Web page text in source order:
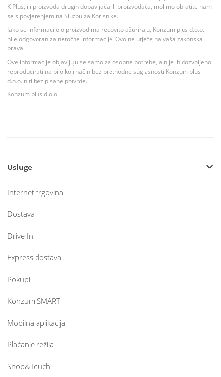
K Plus, ili proizvoda drugih dobavljača ili proizvođača, molimo obratite nam
se s povjerenjem na Službu za Korisnike.
Iako se informacije o proizvodima redovito ažuriraju, Konzum plus d.o.o.
nije odgovoran za netočne informacije. Ovo ne utječe na vaša zakonska
prava.
Ove informacije objavljuju se samo za osobne potrebe, a nije ih dozvoljeno
reproducirati na bilo koji način bez prethodne suglasnosti Konzum plus
d.o.o. niti bez pisane potvrde.
Konzum plus d.o.o.
Usluge
Internet trgovina
Dostava
Drive In
Express dostava
Pokupi
Konzum SMART
Mobilna aplikacija
Plaćanje režija
Shop&Touch